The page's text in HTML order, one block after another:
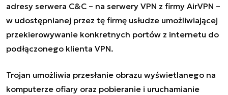
adresy serwera C&C – na serwery VPN z firmy AirVPN –
w udostępnianej przez tę firmę usłudze umożliwiającej
przekierowywanie konkretnych portów z internetu do
podłączonego klienta VPN.
Trojan umożliwia przesłanie obrazu wyświetlanego na
komputerze ofiary oraz pobieranie i uruchamianie